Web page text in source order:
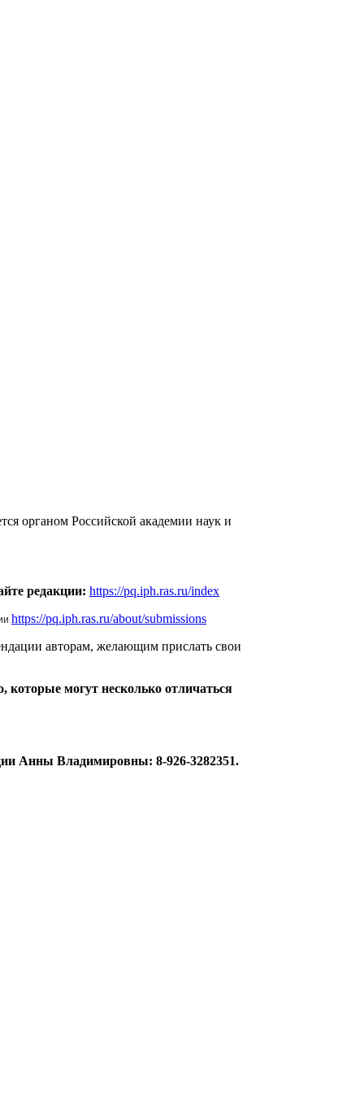
органом Российской академии наук и
редакции: https://pq.iph.ras.ru/index
https://pq.iph.ras.ru/about/submissions
авторам, желающим прислать свои
которые могут несколько отличаться
Анны Владимировны: 8-926-3282351.